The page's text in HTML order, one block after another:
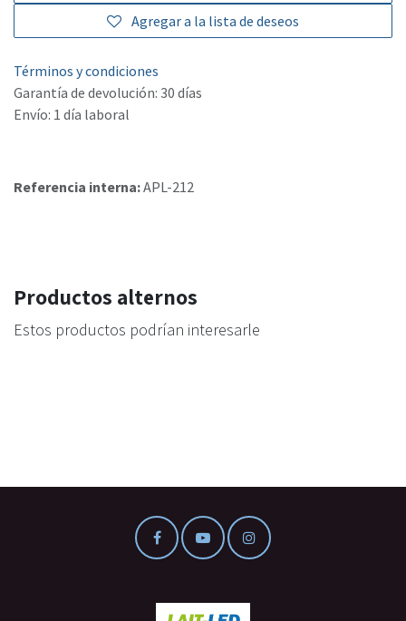
Agregar a la lista de deseos
Términos y condiciones
Garantía de devolución: 30 días
Envío: 1 día laboral
Referencia interna:APL-212
Productos alternos
Estos productos podrían interesarle